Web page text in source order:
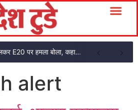
राहुल गांधी ने कार की टंकी खोलकर E20 पर हमला बोला, कहा- पूरी दाल ही काली है
alert